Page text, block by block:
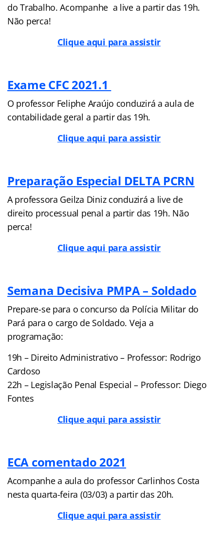
do Trabalho. Acompanhe a live a partir das 19h.
Não perca!
Clique aqui para assistir
Exame CFC 2021.1
O professor Feliphe Araújo conduzirá a aula de
contabilidade geral a partir das 19h.
Clique aqui para assistir
Preparação Especial DELTA PCRN
A professora Geilza Diniz conduzirá a live de
direito processual penal a partir das 19h. Não
perca!
Clique aqui para assistir
Semana Decisiva PMPA – Soldado
Prepare-se para o concurso da Polícia Militar do
Pará para o cargo de Soldado. Veja a
programação:
19h – Direito Administrativo – Professor: Rodrigo
Cardoso
22h – Legislação Penal Especial – Professor: Diego
Fontes
Clique aqui para assistir
ECA comentado 2021
Acompanhe a aula do professor Carlinhos Costa
nesta quarta-feira (03/03) a partir das 20h.
Clique aqui para assistir